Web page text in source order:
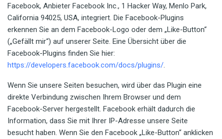
Facebook, Anbieter Facebook Inc., 1 Hacker Way, Menlo Park,
California 94025, USA, integriert. Die Facebook-Plugins
erkennen Sie an dem Facebook-Logo oder dem „Like-Button“
(„Gefällt mir“) auf unserer Seite. Eine Übersicht über die
Facebook-Plugins finden Sie hier:
https://developers.facebook.com/docs/plugins/.
Wenn Sie unsere Seiten besuchen, wird über das Plugin eine
direkte Verbindung zwischen Ihrem Browser und dem
Facebook-Server hergestellt. Facebook erhält dadurch die
Information, dass Sie mit Ihrer IP-Adresse unsere Seite
besucht haben. Wenn Sie den Facebook „Like-Button“ anklicken